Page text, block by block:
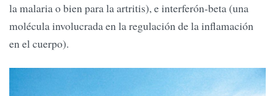
la malaria o bien para la artritis), e interferón-beta (una
molécula involucrada en la regulación de la inflamación
en el cuerpo).